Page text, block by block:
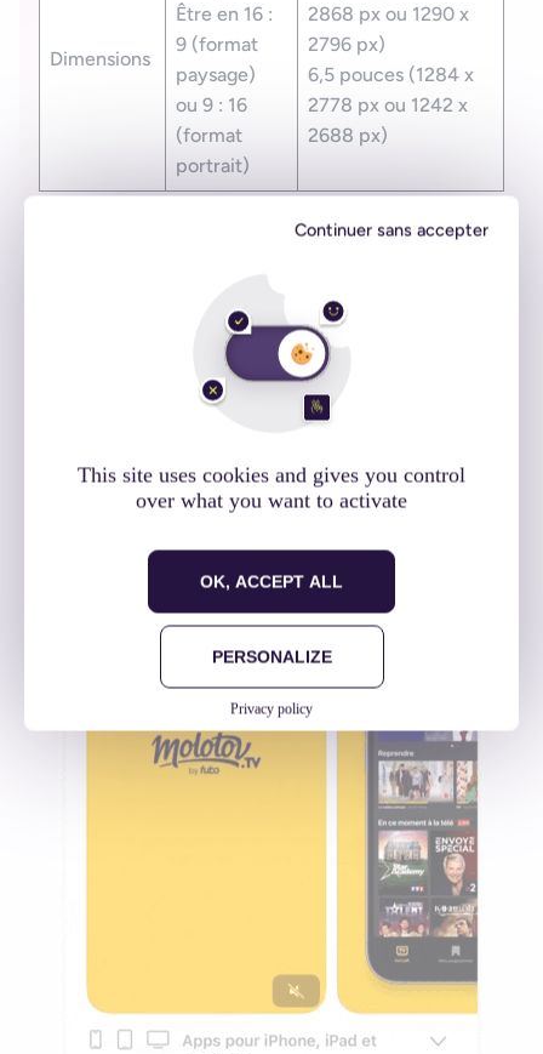
This site uses cookies and gives you control
over what you want to activate
OK, ACCEPT ALL
Continuer sans accepter
PERSONALIZE
Privacy policy
Dimensions
Être en 16 :
9 (format
paysage)
ou 9 : 16
(format
portrait)
2868 px ou 1290 x
2796 px)
6,5 pouces (1284 x
2778 px ou 1242 x
2688 px)